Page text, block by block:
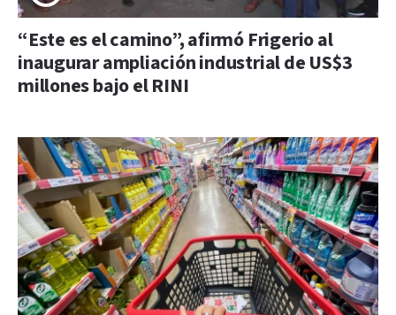
“Este es el camino”, afirmó Frigerio al
inaugurar ampliación industrial de US$3
millones bajo el RINI